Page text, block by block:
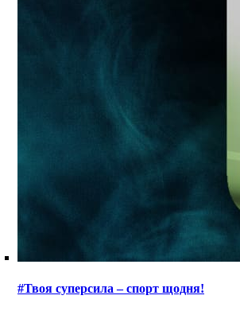
#Твоя суперсила – спорт щодня!